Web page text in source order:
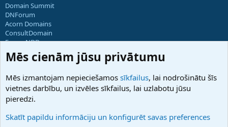
Domain Summit
DNForum
Acorn Domains
ConsultDomain
ForumNDD
Domainforum.ro
27.be
Hostmaria
Atbalsts
Palīdzība
Noteikumi un nosacījumi
Mēs cienām jūsu privātumu
Mēs izmantojam nepieciešamos sīkfailus, lai nodrošinātu šīs
vietnes darbību, un izvēles sīkfailus, lai uzlabotu jūsu
pieredzi.
Skatīt papildu informāciju un konfigurēt savas preferences